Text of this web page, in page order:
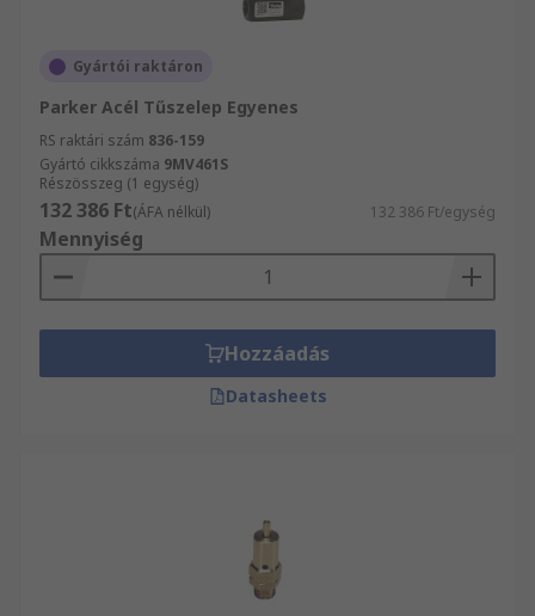
Gyártói raktáron
Parker Acél Tűszelep Egyenes
RS raktári szám 836-159
Gyártó cikkszáma 9MV461S
Részösszeg (1 egység)
132 386 Ft(ÁFA nélkül) 132 386 Ft/egység
Mennyiség
Hozzáadás
Datasheets